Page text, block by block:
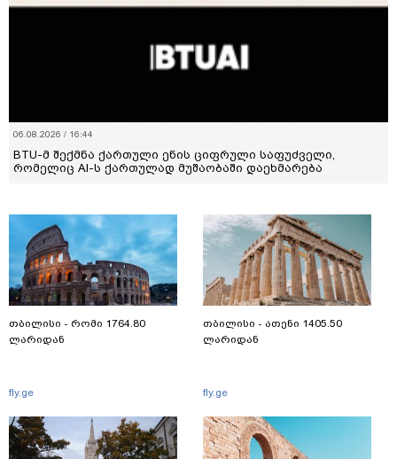
06.08.2026 / 16:44
BTU-მ შექმნა ქართული ენის ციფრული საფუძველი,
რომელიც AI-ს ქართულად მუშაობაში დაეხმარება
თბილისი - რომი 1764.80
ლარიდან
fly.ge
თბილისი - ათენი 1405.50
ლარიდან
fly.ge